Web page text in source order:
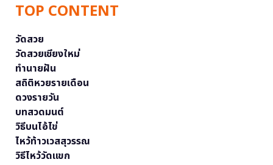
TOP CONTENT
วัดสวย
วัดสวยเชียงใหม่
ทำนายฝัน
สถิติหวยรายเดือน
ดวงรายวัน
บทสวดมนต์
วิธีบนไอ้ไข่
ไหว้ท้าวเวสสุวรรณ
วิธีไหว้วัดแขก